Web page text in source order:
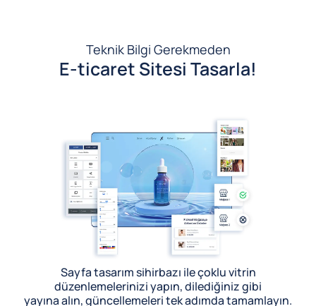
Teknik Bilgi Gerekmeden
E-ticaret Sitesi Tasarla!
Sayfa tasarım sihirbazı ile çoklu vitrin
düzenlemelerinizi yapın, dilediğiniz gibi
yayına alın, güncellemeleri tek adımda tamamlayın.